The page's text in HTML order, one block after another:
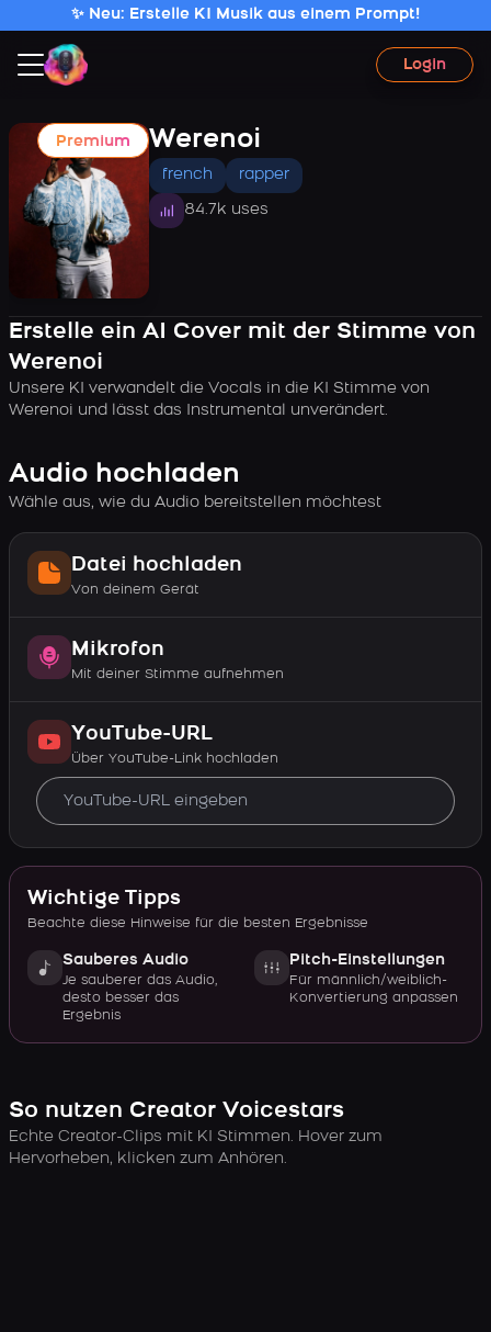
✨ Neu: Erstelle KI Musik aus einem Prompt!
Login
Premium Werenoi
french rapper
84.7k uses
Erstelle ein AI Cover mit der Stimme von
Werenoi
Unsere KI verwandelt die Vocals in die KI Stimme von
Werenoi und lässt das Instrumental unverändert.
Audio hochladen
Wähle aus, wie du Audio bereitstellen möchtest
Datei hochladen
Von deinem Gerät
Mikrofon
Mit deiner Stimme aufnehmen
YouTube-URL
Über YouTube-Link hochladen
Wichtige Tipps
Beachte diese Hinweise für die besten Ergebnisse
Sauberes Audio
Je sauberer das Audio,
desto besser das
Ergebnis
Pitch-Einstellungen
Für männlich/weiblich-
Konvertierung anpassen
So nutzen Creator Voicestars
Echte Creator-Clips mit KI Stimmen. Hover zum
Hervorheben, klicken zum Anhören.